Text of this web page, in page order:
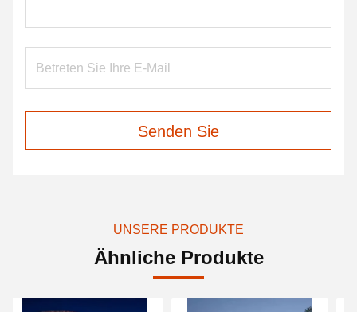
Senden Sie
UNSERE PRODUKTE
Ähnliche Produkte